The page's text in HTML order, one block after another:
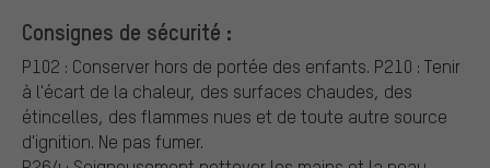
Consignes de sécurité :
P102 : Conserver hors de portée des enfants. P210 : Tenir
à l'écart de la chaleur, des surfaces chaudes, des
étincelles, des flammes nues et de toute autre source
d'ignition. Ne pas fumer.